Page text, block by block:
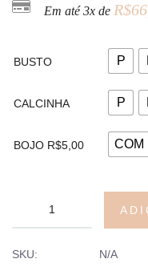
Em até 3x de R$
BUSTO P
CALCINHA P
BOJO R$5,00 COM
SKU:
N/A